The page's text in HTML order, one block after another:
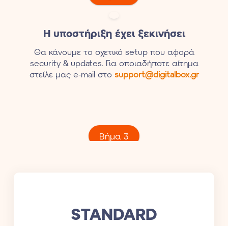
H υποστήριξη έχει ξεκινήσει
Θα κάνουμε το σχετικό setup που αφορά
security & updates. Για οποιαδήποτε αίτημα
στείλε μας e-mail στο support@digitalbox.gr
Bήμα 3
STANDARD